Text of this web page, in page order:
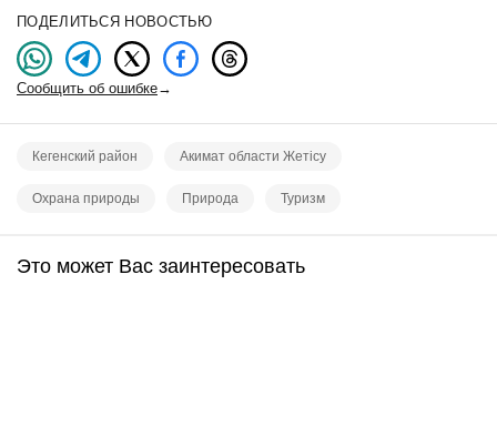
ПОДЕЛИТЬСЯ НОВОСТЬЮ
Сообщить об ошибке→
Кегенский район Акимат области Жетісу
Охрана природы Природа Туризм
Это может Вас заинтересовать